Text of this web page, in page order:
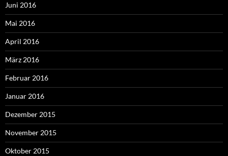
Juni 2016
Mai 2016
April 2016
März 2016
Februar 2016
Januar 2016
Dezember 2015
November 2015
Oktober 2015